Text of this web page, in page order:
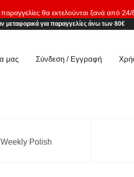
θα εκτελούνται ξανά από 24/
μεταφορικάγια παραγγελίες άνω των 80€
μας Σύνδεση / Εγγραφή
Weekly Polish